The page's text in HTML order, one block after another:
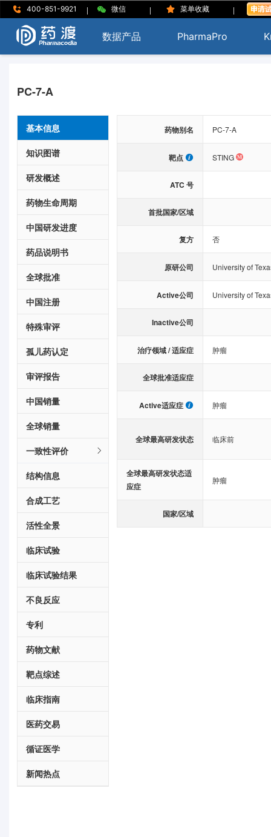
400-851-9921 | 微信 | 菜单收藏 |
数据产品 PharmaPro
PC-7-A
基本信息
知识图谱
研发概述
药物生命周期
中国研发进度
药品说明书
全球批准
中国注册
特殊审评
孤儿药认定
审评报告
中国销量
全球销量
一致性评价
结构信息
合成工艺
活性全景
临床试验
临床试验结果
不良反应
专利
药物文献
靶点综述
临床指南
医药交易
循证医学
新闻热点
药物别名 PC-7-A
靶点 STING
ATC 号
首批国家/区域
复方 否
原研公司 University of
Active公司 University of
Inactive公司
治疗领域 / 适应症 肿瘤
全球批准适应症
Active适应症 肿瘤
全球最高研发状态 临床前
全球最高研发状态适
应症
肿瘤
国家/区域